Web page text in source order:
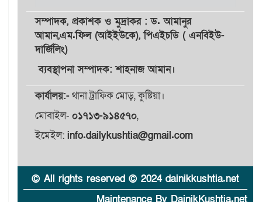
আহমেদ রাজুর ওপর সশস্ত্র
হামলা, গুরুতর আহত
নিক্ষেপকারীরা ‘জারজ সন্তান’:
আমির হামজা
ইসলামী বিশ্ববিদ্যালয়র ৪৪
শিক্ষককে ঘিরে দেশব্যাপী গোপন
তৎপরতার অভিযোগ/ তদন্তে
গঠিত হলো উচ্চপর্যায়ের কমিটি
৮
মাত্র ৯১ টন ভারতীয় মরিচেই
ভেঙে পড়ল বাজার/৪০০ টাকা
সম্পাদক, প্রকাশকওমুদ্রাকর: ড. আমানুর
আমান,এম.ফিল (আইইউকে), পিএইচডি ( এনবিইউ-
দার্জিলিং)
ব্যবস্থাপনা সম্পাদক: শাহনাজ আমান।
কার্যালয়:-থানা ট্রাফিক মোড়, কুষ্টিয়া।
মোবাইল- ০১৭১৩-৯১৪৫৭০,
ইমেইল: info.dailykushtia@gmail.com
© All rights reserved © 2024 dainikkushtia.net